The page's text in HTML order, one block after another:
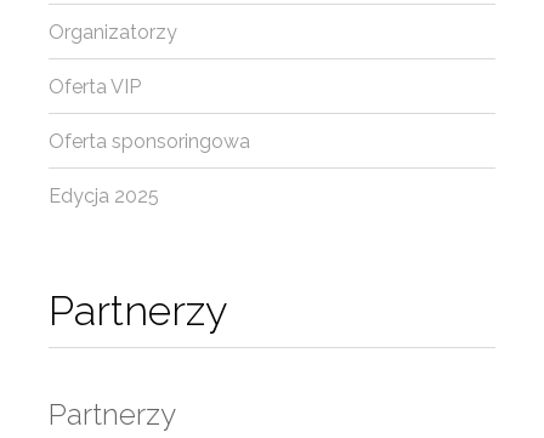
Partnerzy
Partnerzy
Organizatorzy
Oferta VIP
Oferta sponsoringowa
Edycja 2025